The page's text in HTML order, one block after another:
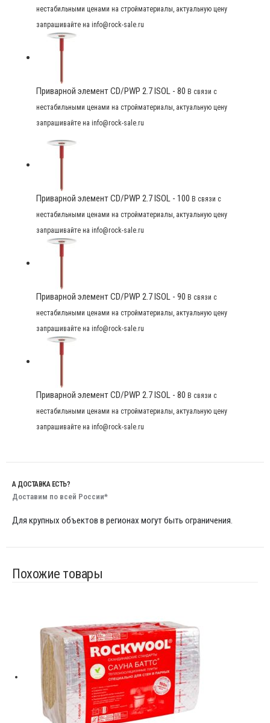
нестабильными ценами на стройматериалы, актуальную цену
запрашивайте на info@rock-sale.ru
Приварной элемент CD/PWP 2.7 ISOL - 80 В связи с
нестабильными ценами на стройматериалы, актуальную цену
запрашивайте на info@rock-sale.ru
Приварной элемент CD/PWP 2.7 ISOL - 100 В связи с
нестабильными ценами на стройматериалы, актуальную цену
запрашивайте на info@rock-sale.ru
Приварной элемент CD/PWP 2.7 ISOL - 90 В связи с
нестабильными ценами на стройматериалы, актуальную цену
запрашивайте на info@rock-sale.ru
Приварной элемент CD/PWP 2.7 ISOL - 80 В связи с
нестабильными ценами на стройматериалы, актуальную цену
запрашивайте на info@rock-sale.ru
А ДОСТАВКА ЕСТЬ?
Доставим по всей России*
Для крупных объектов в регионах могут быть ограничения.
Похожие товары